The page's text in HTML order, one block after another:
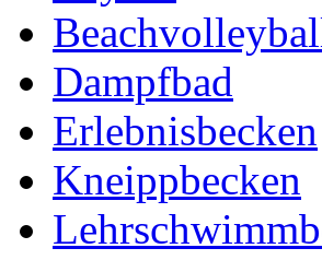
Dampfbad
Erlebnisbecken
Kneippbecken